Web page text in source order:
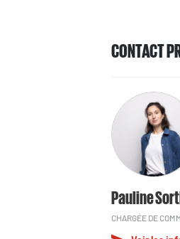
CONTACT
Pauline
CHARGÉE DE